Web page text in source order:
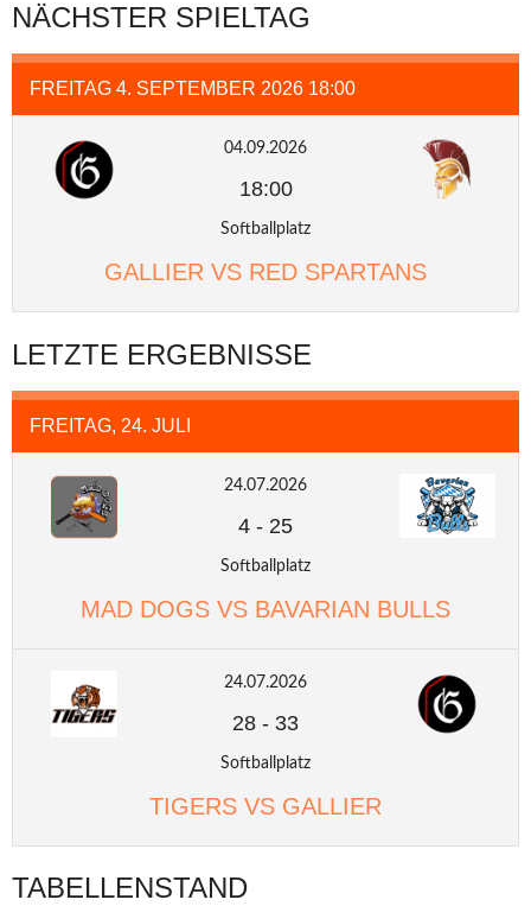
NÄCHSTER SPIELTAG
FREITAG 4. SEPTEMBER 2026 18:00
04.09.2026
18:00
Softballplatz
GALLIER VS RED SPARTANS
LETZTE ERGEBNISSE
FREITAG, 24. JULI
24.07.2026
4 - 25
Softballplatz
MAD DOGS VS BAVARIAN BULLS
24.07.2026
28 - 33
Softballplatz
TIGERS VS GALLIER
TABELLENSTAND